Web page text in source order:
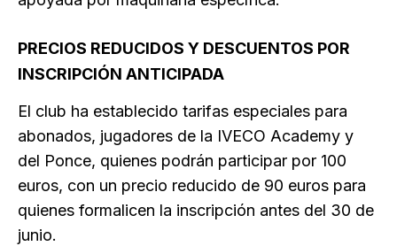
PRECIOS REDUCIDOS Y DESCUENTOS POR
INSCRIPCIÓN ANTICIPADA
El club ha establecido tarifas especiales para
abonados, jugadores de la IVECO Academy y
del Ponce, quienes podrán participar por 100
euros, con un precio reducido de 90 euros para
quienes formalicen la inscripción antes del 30 de
junio.